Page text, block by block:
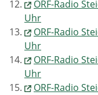
ORF-Radio
Uhr
ORF-Radio
Uhr
ORF-Radio
Uhr
ORF-Radio